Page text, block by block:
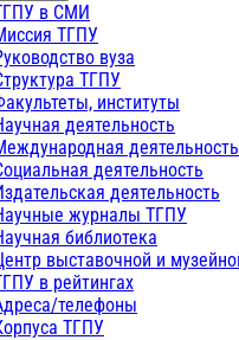
в СМИ
ТГПУ
вуза
ТГПУ
институты
деятельность
деятельность
деятельность
деятельность
журналы ТГПУ
библиотека
выставочной и
в рейтингах
телефоны
ТГПУ